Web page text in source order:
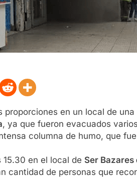
proporciones en un local de
, ya que fueron evacuados
columna de humo, que
en el local de Ser Bazares
cantidad de personas que